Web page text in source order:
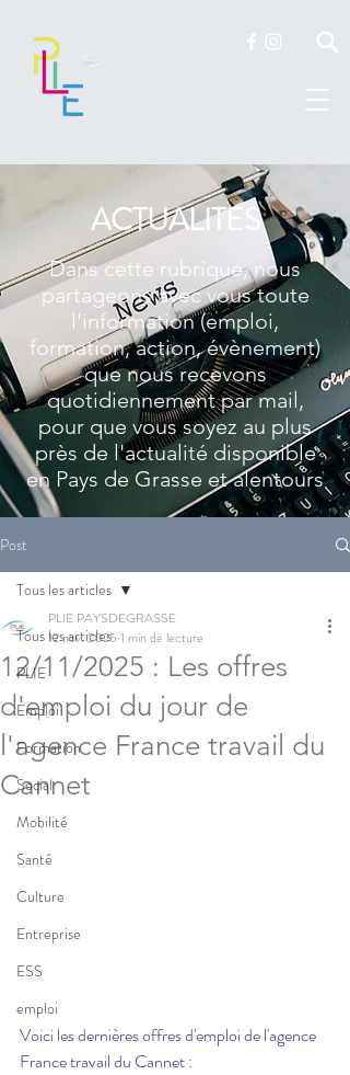
ACTUALITES
Dans cette rubrique, nous
partageons avec vous toute
l'information (emploi,
formation, action, évènement)
que nous recevons
quotidiennement par mail,
pour que vous soyez au plus
près de l'actualité disponible
en Pays de Grasse et alentours
Post
Tous les articles
PLIE
Emploi
Formation
Social
Mobilité
Santé
Culture
Entreprise
ESS
emploi
Tous les articles
12/11/2025 : Les offres
d'emploi du jour de
l'agence France travail du
Cannet
PLIE PAYSDEGRASSE
12 nov. 2025 1 min de lecture
Voici les dernières offres d'emploi de l'agence
France travail du Cannet :